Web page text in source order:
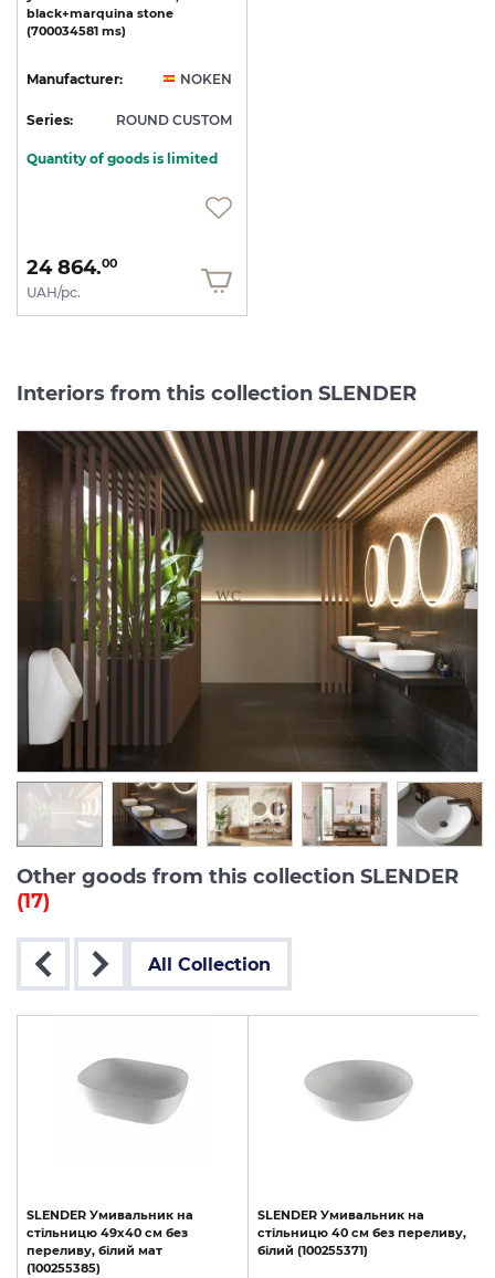
black+marquina stone
(700034581 ms)
Manufacturer: NOKEN
Series: ROUND CUSTOM
Quantity of goods is limited
24 864.00
UAH/pc.
Interiors from this collection SLENDER
Other goods from this collection SLENDER
(17)
All Collection
SLENDER Умивальник на
стільницю 49x40 см без
переливу, білий мат
(100255385)
SLENDER Умивальник на
стільницю 40 см без переливу,
білий (100255371)